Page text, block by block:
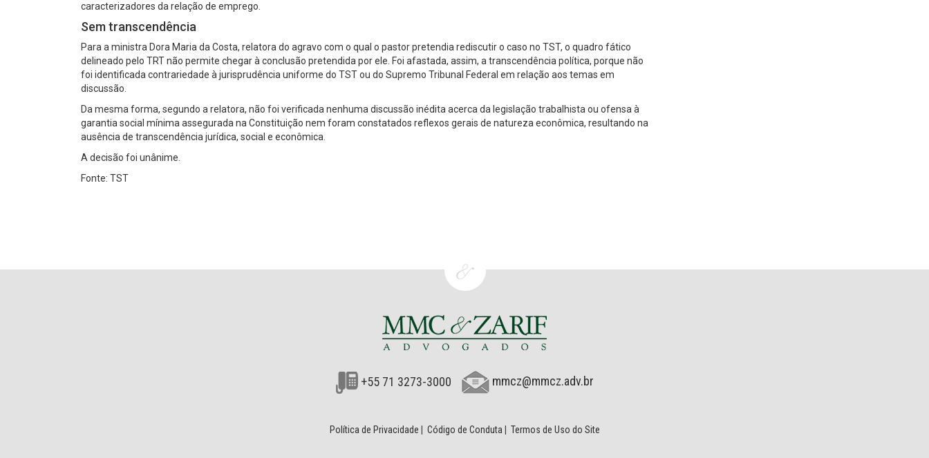
caracterizadores da relação de emprego.
Sem transcendência
Para a ministra Dora Maria da Costa, relatora do agravo com o qual o pastor pretendia rediscutir o caso no TST, o quadro fático
delineado pelo TRT não permite chegar à conclusão pretendida por ele. Foi afastada, assim, a transcendência política, porque não
foi identificada contrariedade à jurisprudência uniforme do TST ou do Supremo Tribunal Federal em relação aos temas em
discussão.
Da mesma forma, segundo a relatora, não foi verificada nenhuma discussão inédita acerca da legislação trabalhista ou ofensa à
garantia social mínima assegurada na Constituição nem foram constatados reflexos gerais de natureza econômica, resultando na
ausência de transcendência jurídica, social e econômica.
A decisão foi unânime.
Fonte: TST
+55 71 3273-3000 mmcz@mmcz.adv.br
Política de Privacidade Código de Conduta Termos de Uso do Site